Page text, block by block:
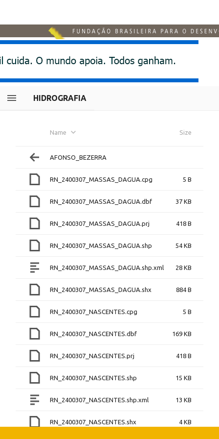
HIDROGRAFIA
Name Size
AFONSO_BEZERRA
RN_2400307_MASSAS_DAGUA.cpg 5 B
RN_2400307_MASSAS_DAGUA.dbf 37 KB
RN_2400307_MASSAS_DAGUA.prj 418 B
RN_2400307_MASSAS_DAGUA.shp 54 KB
RN_2400307_MASSAS_DAGUA.shp.xml 28 KB
RN_2400307_MASSAS_DAGUA.shx 884 B
RN_2400307_NASCENTES.cpg 5 B
RN_2400307_NASCENTES.dbf 169 KB
RN_2400307_NASCENTES.prj 418 B
RN_2400307_NASCENTES.shp 15 KB
RN_2400307_NASCENTES.shp.xml 13 KB
RN_2400307_NASCENTES.shx 4 KB